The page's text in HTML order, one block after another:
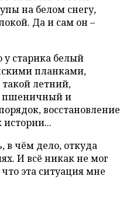
на белом снегу,
Да и сам он –
у старика белый
планками,
летний,
пшеничный и
восстановление
в чём дело, откуда
И всё никак не мог
эта ситуация мне